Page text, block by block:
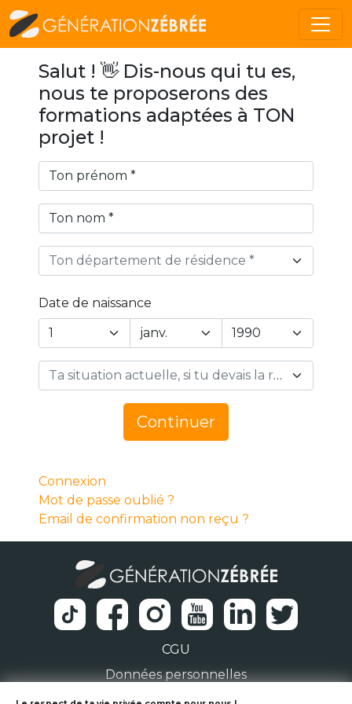
Salut ! 👋 Dis-nous qui tu es,
nous te proposerons des
formations adaptées à TON
projet !
Ton département de résidence *
Date de naissance
Year
Day
Ta situation actuelle, si tu devais la résumer en 1 mot… *
Continuer
Connexion
Mot de passe oublié ?
Email de confirmation non reçu ?
CGU
Données personnelles